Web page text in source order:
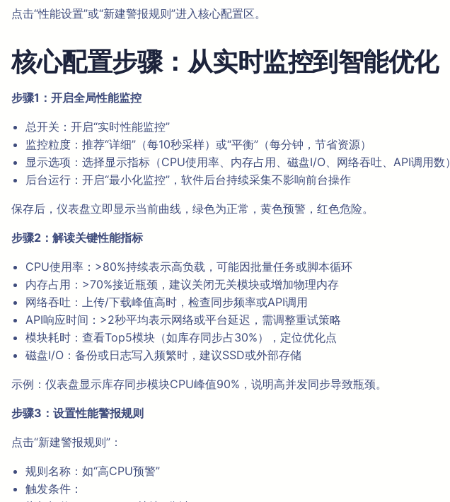
点击“性能设置”或“新建警报规则”进入核心配置区。
核心配置步骤：从实时监控到智能优化
步骤1：开启全局性能监控
总开关：开启“实时性能监控”
监控粒度：推荐“详细”（每10秒采样）或“平衡”（每分钟，节省资源）
显示选项：选择显示指标（CPU使用率、内存占用、磁盘I/O、网络吞吐、API调用数）
后台运行：开启“最小化监控”，软件后台持续采集不影响前台操作
保存后，仪表盘立即显示当前曲线，绿色为正常，黄色预警，红色危险。
步骤2：解读关键性能指标
CPU使用率：>80%持续表示高负载，可能因批量任务或脚本循环
内存占用：>70%接近瓶颈，建议关闭无关模块或增加物理内存
网络吞吐：上传/下载峰值高时，检查同步频率或API调用
API响应时间：>2秒平均表示网络或平台延迟，需调整重试策略
模块耗时：查看Top5模块（如库存同步占30%），定位优化点
磁盘I/O：备份或日志写入频繁时，建议SSD或外部存储
示例：仪表盘显示库存同步模块CPU峰值90%，说明高并发同步导致瓶颈。
步骤3：设置性能警报规则
点击“新建警报规则”：
规则名称：如“高CPU预警”
触发条件：